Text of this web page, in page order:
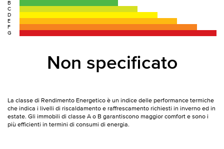
B
C
D
E
F
G
Non specificato
La classe di Rendimento Energetico è un indice delle performance termiche
che indica i livelli di riscaldamento e raffrescamento richiesti in inverno ed in
estate. Gli immobili di classe A o B garantiscono maggior comfort e sono i
più efficienti in termini di consumi di energia.